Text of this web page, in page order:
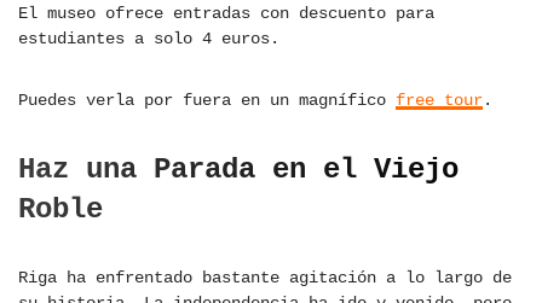
El museo ofrece entradas con descuento para
estudiantes a solo 4 euros.
Puedes verla por fuera en un magnífico free tour.
Haz una Parada en el Viejo
Roble
Riga ha enfrentado bastante agitación a lo largo de